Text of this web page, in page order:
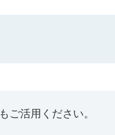
もご活用ください。